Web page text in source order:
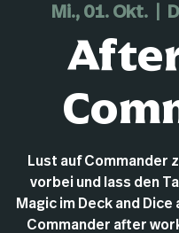
Mi., 01. Okt.
  |
Lust auf Commander
vorbei und lass den
Magic im Deck and
Commander after